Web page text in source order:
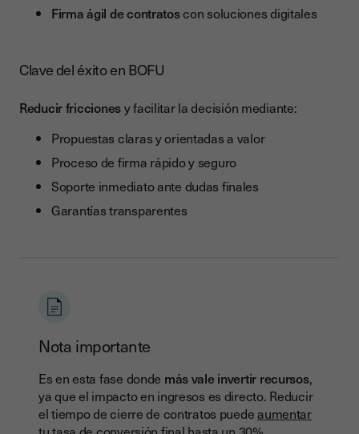
Firma ágil de contratoscon soluciones digitales
Clave del éxito en BOFU
Reducir friccionesy facilitar la decisión mediante:
Propuestas claras y orientadas a valor
Proceso de firma rápido y seguro
Soporte inmediato ante dudas finales
Garantías transparentes
Nota importante
Es en esta fase donde más vale invertir recursos,
ya que el impacto en ingresos es directo. Reducir
el tiempo de cierre de contratos puedeaumentar